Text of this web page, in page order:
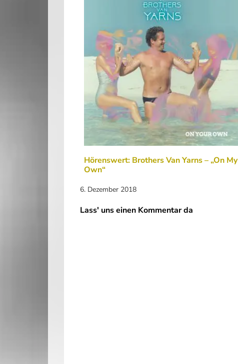
Hörenswert: Brothers Van Yarns – „On My
Own“
6. Dezember 2018
Lass' uns einen Kommentar da